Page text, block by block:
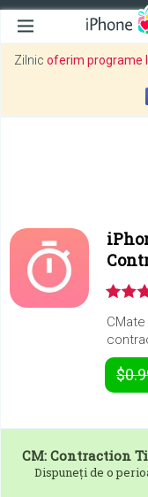
Zilnic oferim programe
CM: Contraction
Dispuneți de o